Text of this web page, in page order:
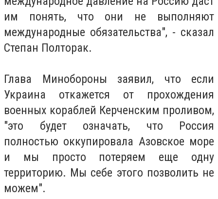
им понять, что они не выполняют
международные обязательства", - сказал
Степан Полторак.
Глава Минобороны заявил, что если
Украина откажется от прохождения
военных кораблей Керченским проливом,
"это будет означать, что Россия
полностью оккупировала Азовское море
и мы просто потеряем еще одну
территорию. Мы себе этого позволить не
можем".